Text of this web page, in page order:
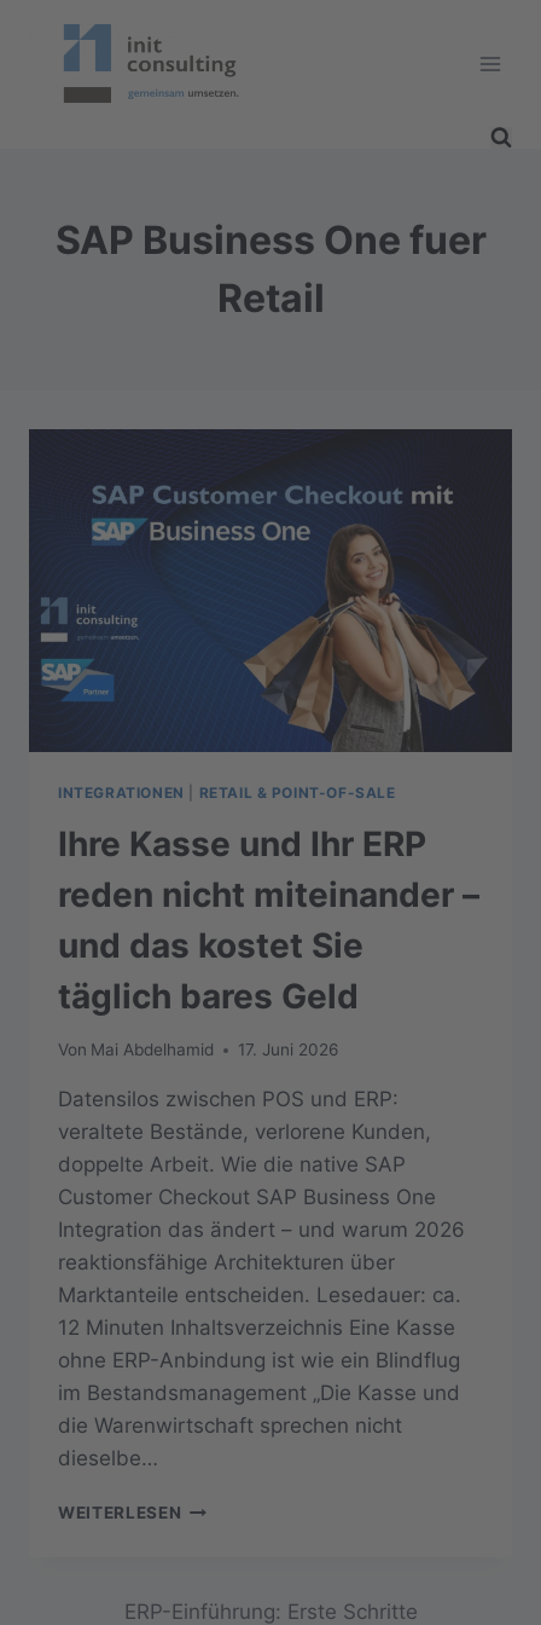
SAP Business One fuer
Retail
INTEGRATIONEN RETAIL & POINT-OF-SALE
Ihre Kasse und Ihr ERP
reden nicht miteinander –
und das kostet Sie
täglich bares Geld
Von Mai Abdelhamid 17. Juni 2026
Datensilos zwischen POS und ERP:
veraltete Bestände, verlorene Kunden,
doppelte Arbeit. Wie die native SAP
Customer Checkout SAP Business One
Integration das ändert – und warum 2026
reaktionsfähige Architekturen über
Marktanteile entscheiden. Lesedauer: ca.
12 Minuten Inhaltsverzeichnis Eine Kasse
ohne ERP-Anbindung ist wie ein Blindflug
im Bestandsmanagement „Die Kasse und
die Warenwirtschaft sprechen nicht
dieselbe…
WEITERLESEN IHRE
ERP
ERP-Einführung: Erste Schritte